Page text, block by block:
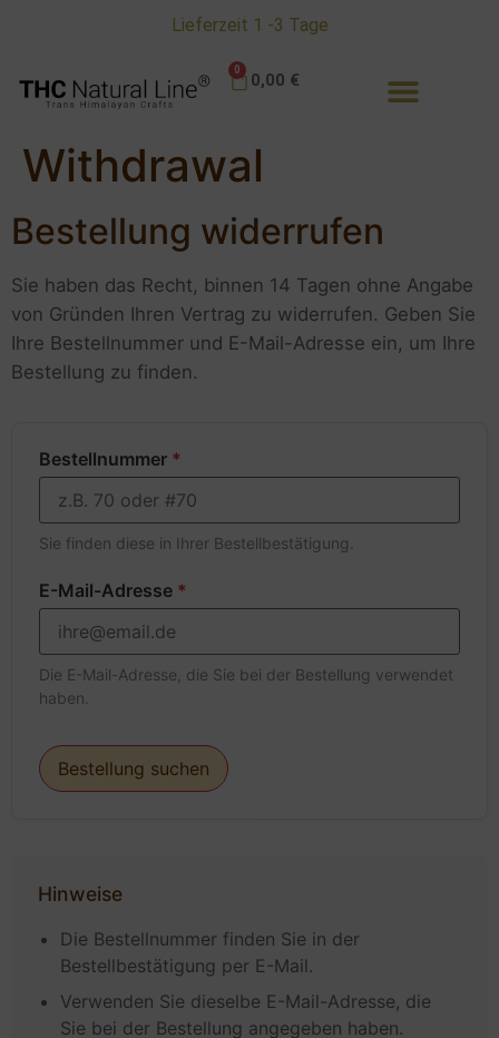
Lieferzeit 1 -3 Tage
0,00 €
0
Withdrawal
Bestellung widerrufen
Sie haben das Recht, binnen 14 Tagen ohne Angabe
von Gründen Ihren Vertrag zu widerrufen. Geben Sie
Ihre Bestellnummer und E-Mail-Adresse ein, um Ihre
Bestellung zu finden.
Bestellnummer *
Sie finden diese in Ihrer Bestellbestätigung.
E-Mail-Adresse *
Die E-Mail-Adresse, die Sie bei der Bestellung verwendet
haben.
Bestellung suchen
Hinweise
Die Bestellnummer finden Sie in der
Bestellbestätigung per E-Mail.
Verwenden Sie dieselbe E-Mail-Adresse, die
Sie bei der Bestellung angegeben haben.